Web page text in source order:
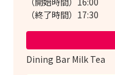
（終了時間）17:30
Dining Bar Milk Tea